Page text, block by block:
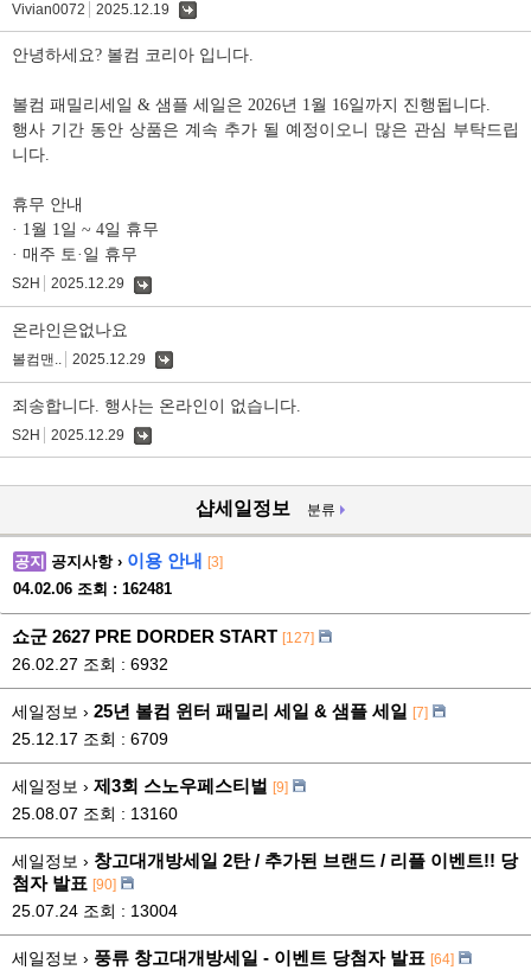
Vivian0072 2025.12.19
글
안녕하세요? 볼컴 코리아 입니다.
볼컴 패밀리세일 & 샘플 세일은 2026년 1월 16일까지 진행됩니다.
행사 기간 동안 상품은 계속 추가 될 예정이오니 많은 관심 부탁드립
니다.
휴무 안내
· 1월 1일 ~ 4일 휴무
· 매주 토·일 휴무
S2H 2025.12.29
온라인은없나요
볼컴맨.. 2025.12.29
죄송합니다. 행사는 온라인이 없습니다.
S2H 2025.12.29
샵세일정보 분류
공지 공지사항 › 이용 안내 [3]
04.02.06 조회 : 162481
쇼군 2627 PRE DORDER START [127]
26.02.27 조회 : 6932
세일정보 › 25년 볼컴 윈터 패밀리 세일 & 샘플 세일 [7]
25.12.17 조회 : 6709
세일정보 › 제3회 스노우페스티벌 [9]
25.08.07 조회 : 13160
세일정보 › 창고대개방세일 2탄 / 추가된 브랜드 / 리플 이벤트!! 당
첨자 발표 [90]
25.07.24 조회 : 13004
세일정보 › 풍류 창고대개방세일 - 이벤트 당첨자 발표 [64]